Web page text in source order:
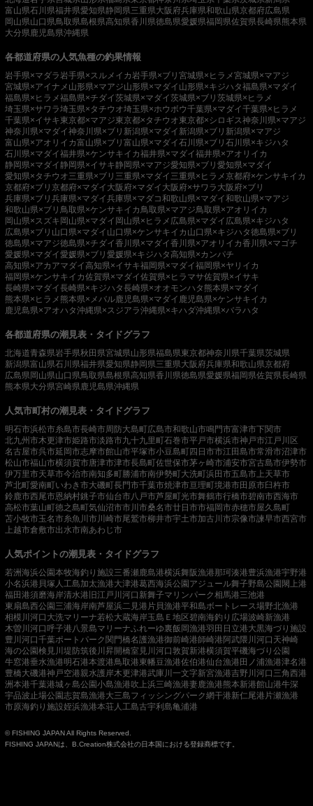
富山県石川県福井県愛知県静岡県三重県大阪府兵庫県和歌山県京都府広島県
岡山県山口県鳥取県島根県高知県香川県徳島県愛媛県福岡県佐賀県長崎県熊本県
大分県 鹿児島県沖縄県
各都道府県の人気魚種の釣果情報
岩手県×マダラ 岩手県×スルメイカ 岩手県×ブリ 宮城県×ヒラメ宮城県×マアジ
宮城県×アイナメ 山形県×マアジ山形県×マダイ 山形県×キジハタ福島県×マダイ
福島県×ヒラメ福島県×チダイ茨城県×マダイ茨城県×ブリ 茨城県×ヒラメ
埼玉県×サワラ埼玉県×タチウオ埼玉県×ホウボウ千葉県×マダイ千葉県×ヒラメ
千葉県×イサキ東京都×マアジ東京都×タチウオ東京都×シロギス神奈川県×マアジ
神奈川県×マダイ神奈川県×ブリ 新潟県×マダイ 新潟県×ブリ 新潟県×マアジ
富山県×アオリイカ富山県×ブリ 富山県×マダイ石川県×ブリ 石川県×キジハタ
石川県×マダイ福井県×ケンサキイカ福井県×マダイ福井県×アオリイカ
静岡県×マダイ静岡県×イサキ静岡県×マアジ愛知県×ブリ 愛知県×マダイ
愛知県×タチウオ三重県×ブリ 三重県×マダイ 三重県×ヒラメ京都府×ケンサキイカ
京都府×ブリ 京都府×マダイ 大阪府×マダイ 大阪府×サワラ 大阪府×ブリ
兵庫県×ブリ 兵庫県×マダイ兵庫県×マダコ和歌山県×マダイ和歌山県×マアジ
和歌山県×ブリ 鳥取県×ケンサキイカ 鳥取県×マアジ鳥取県×アオリイカ
岡山県×スズキ岡山県×マダイ 岡山県×ヒラメ 広島県×マダイ 広島県×キジハタ
広島県×ブリ 山口県×マダイ 山口県×ケンサキイカ 山口県×キジハタ徳島県×ブリ
徳島県×マアジ徳島県×チダイ香川県×マダイ香川県×アオリイカ香川県×マゴチ
愛媛県×マダイ愛媛県×ブリ 愛媛県×キジハタ高知県×カンパチ
高知県×アカアマダイ高知県×イサキ福岡県×マダイ福岡県×ヤリイカ
福岡県×ケンサキイカ佐賀県×マダイ佐賀県×ヒラマサ佐賀県×イサキ
長崎県×マダイ長崎県×キジハタ長崎県×オオモンハタ 熊本県×マダイ
熊本県×ヒラメ 熊本県×メバル鹿児島県×マダイ 鹿児島県×ケンサキイカ
鹿児島県×アオハタ沖縄県×スジアラ沖縄県×キハダ沖縄県×バラハタ
各都道府県の潮見表・タイドグラフ
北海道青森県岩手県秋田県宮城県山形県福島県東京都神奈川県千葉県茨城県
新潟県富山県石川県福井県愛知県静岡県三重県大阪府兵庫県和歌山県京都府
広島県岡山県山口県鳥取県島根県高知県香川県徳島県愛媛県福岡県佐賀県長崎県
熊本県大分県宮崎県 鹿児島県沖縄県
人気市町村の潮見表・タイドグラフ
明石市浜松市糸島市長崎市周防大島町広島市和歌山市鳴門市富津市下関市
北九州市木更津市姫路市淡路市九十九里町石巻市平戸市横浜市神戸市江戸川区
名古屋市呉市延岡市志摩市館山市平塚市小豆島町四日市市江田島市常滑市沼津市
松山市福山市横須賀市唐津市津市長島町佐世保市茅ヶ崎市浦安市宮古島市伊勢市
伊万里市天草市今治市南知多町勝浦市南伊勢町大洗町浜田市五島市 上天草市
芦北町愛南町いわき市大磯町長門市千葉市焼津市亘理町境港市田原市臼杵市
鈴鹿市西尾市恩納村銚子市仙台市八戸市芦屋町光市舞鶴市行橋市碧南市西海市
高松市葉山町徳之島町気仙沼市市川市桑名市廿日市市福岡市赤穂市屋久島町
苫小牧市玉名市糸魚川市 川崎市尾鷲市柳井市宇土市加古川市宗像市諫早市西宮市
上越市倉敷市出水市南あわじ市
人気ポイントの潮見表・タイドグラフ
若洲海浜公園本牧海釣り施設三番瀬 鹿島港横浜舞阪漁港那珂湊港豊浜漁港宇野港
小名浜港 貝塚人工島加太漁港大津港葛西海浜公園アジュール舞子野島公園閖上港
福田港須磨海岸清水港 旧江戸川河口 新舞子マリンパーク相馬港三池港
東扇島西公園三浦海岸南芦屋浜二見港 片貝漁港平和島ボートレース場野北漁港
相模川河口 大洗マリーナ若松大蔵海岸玉島Ｅ地区碧南海釣り広場波崎新漁港
木曽川河口呼子港 八景島マリーナふれーゆ裏飯岡漁港羽田 日立港大黒海づり施設
豊川河口千葉ポートパーク関門橋名護漁港御前崎港師崎港阿武隈川河口 天神崎
海の公園検見川堤防筑後川昇開橋室見川河口敦賀新港横須賀平磯海づり公園
牛窓港垂水漁港明石港本渡港鳥取港東幡豆漁港佐伯港仙台漁港田ノ浦漁港津名港
豊橋大磯港神戸空港親水護岸木更津港武庫川一文字新宮漁港吉野川河口 三角西港
洲本港千葉港城ヶ島公園小島漁港吹上浜三崎漁港妻鹿漁港熊本新港館山港牛深
宇品波止場公園志賀島漁港大三島フィッシングパーク網干港新仁尾港 片瀬漁港
市原海釣り施設姪浜漁港本荘人工島古宇利島亀浦港
© FISHING JAPAN All Rights Reserved.
FISHING JAPANは、B.Creation株式会社の日本国における登録商標です。